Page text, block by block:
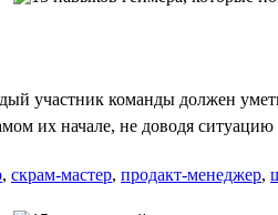
участник команды должен
их начале, не доводя ситуацию
, скрам-мастер, продакт-менеджер,